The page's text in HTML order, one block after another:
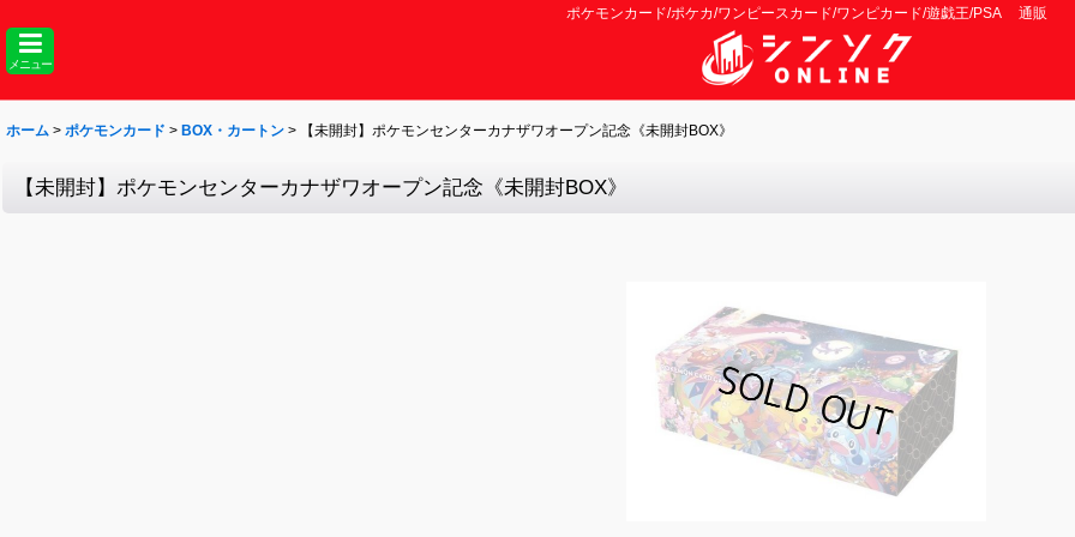
ポケモンカード/ポケカ/ワンピースカード/ワンピカード/遊戯王/PSA 通販
メニュー
ホーム > ポケモンカード > BOX・カートン > 【未開封】ポケモンセンターカナザワオープン記念《未開封BOX》
【未開封】ポケモンセンターカナザワオープン記念《未開封BOX》